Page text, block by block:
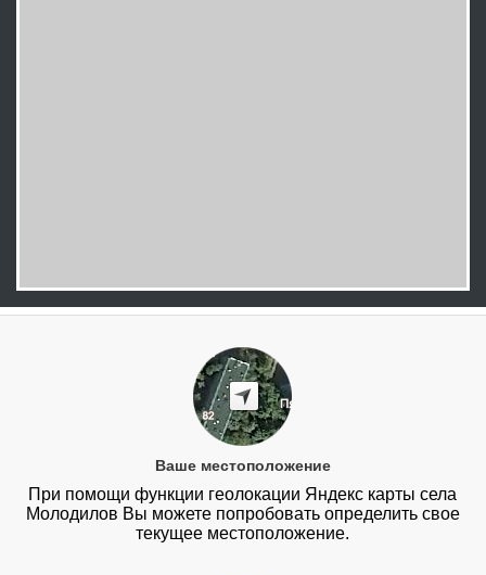
Ваше местоположение
При помощи функции геолокации Яндекс карты села
Молодилов Вы можете попробовать определить свое
текущее местоположение.